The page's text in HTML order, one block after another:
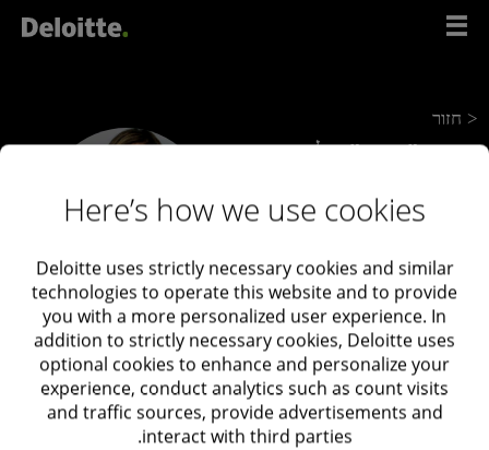
לתוכן
< חזור
עו"ד ורו"ח לימור
וגנר
Here’s how we use cookies
Deloitte uses strictly necessary cookies and similar
technologies to operate this website and to provide
you with a more personalized user experience. In
addition to strictly necessary cookies, Deloitte uses
optional cookies to enhance and personalize your
experience, conduct analytics such as count visits
and traffic sources, provide advertisements and
interact with third parties.